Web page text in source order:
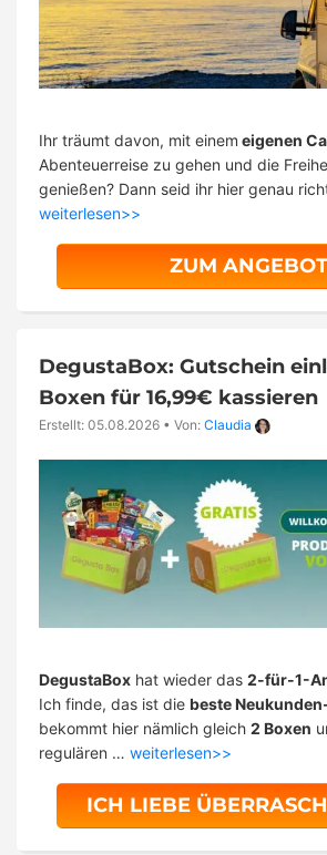
Ihr träumt davon, mit einem eigenen
Abenteuerreise zu gehen und die
genießen? Dann seid ihr hier genau
weiterlesen>>
ZUM ANGEBOT
DegustaBox: Gutschein
Boxen für 16,99€ kassieren
Erstellt: 05.08.2026 • Von: Claudia
DegustaBox hat wieder das 2-für-1-
Ich finde, das ist die beste
bekommt hier nämlich gleich 2 Boxen
regulären … weiterlesen>>
ICH LIEBE